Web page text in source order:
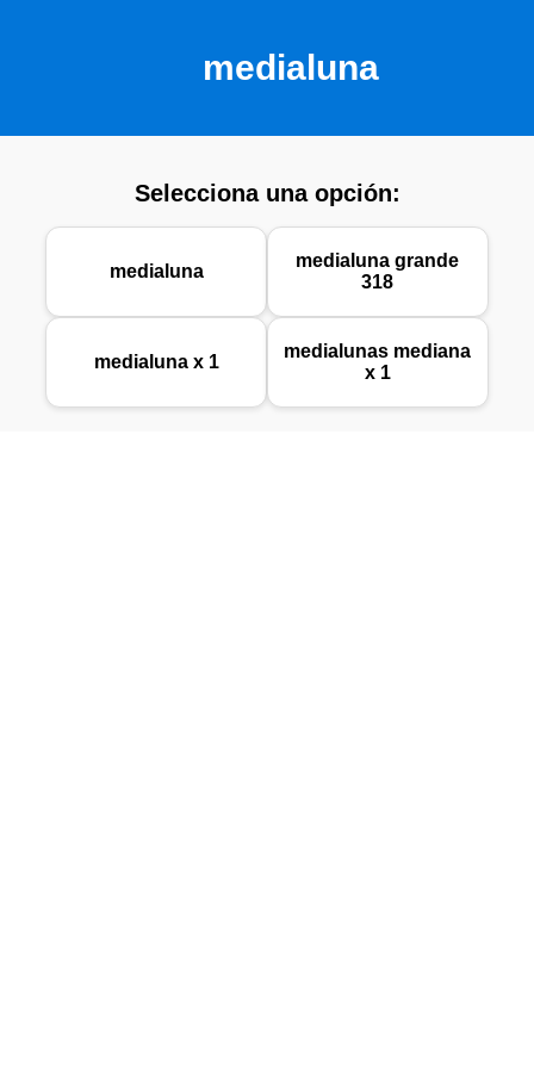
medialuna
Selecciona una opción:
medialuna
medialuna grande
318
medialuna x 1
medialunas mediana
x 1